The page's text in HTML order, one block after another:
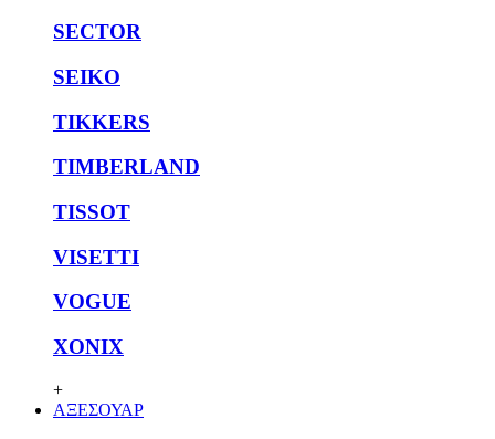
SECTOR
SEIKO
TIKKERS
TIMBERLAND
TISSOT
VISETTI
VOGUE
XONIX
+
ΑΞΕΣΟΥΑΡ